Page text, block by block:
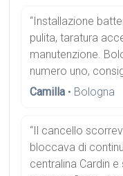
“Installazione
pulita, taratura
manutenzione.
numero uno,
Camilla • Bologna
“Il cancello
bloccava di
centralina Cardin